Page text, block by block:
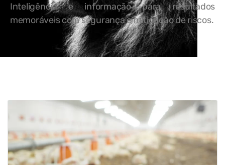
Inteligência e informação para resultados
memoráveis com segurança e mitigação de riscos.